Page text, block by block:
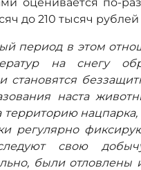
до 210 тысяч рублей
период в этом
на снегу
становятся
наста
нацпарка,
регулярно
свою
были